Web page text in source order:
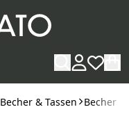
Becher & Tassen Becher